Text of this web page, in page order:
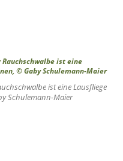
ist eine Lausfliege
Schulemann-Maier